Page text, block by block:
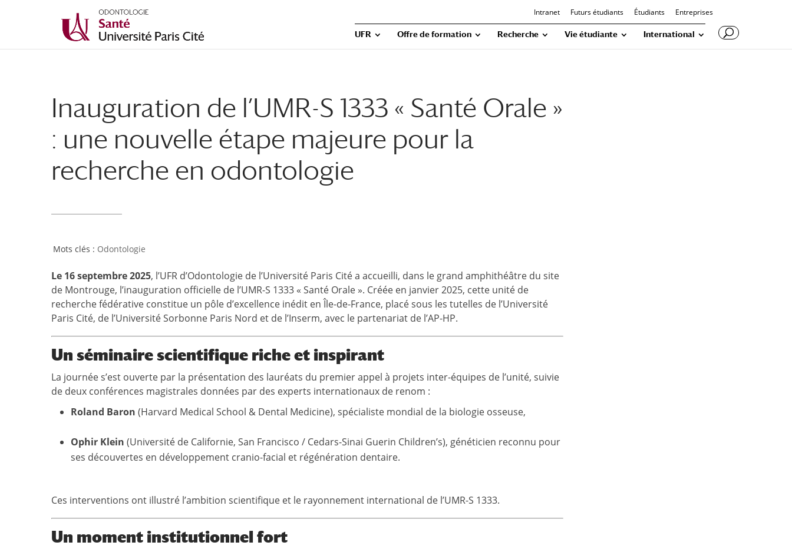
Intranet Futurs étudiants Étudiants Entreprises
UFR Offre de formation Recherche Vie étudiante International
Inauguration de l’UMR-S 1333 « Santé Orale »
: une nouvelle étape majeure pour la
recherche en odontologie
Odontologie
Le 16 septembre 2025, l’UFR d’Odontologie de l’Université Paris Cité a accueilli, dans le grand amphithéâtre du site
de Montrouge, l’inauguration officielle de l’UMR-S 1333 « Santé Orale ». Créée en janvier 2025, cette unité de
recherche fédérative constitue un pôle d’excellence inédit en Île-de-France, placé sous les tutelles de l’Université
Paris Cité, de l’Université Sorbonne Paris Nord et de l’Inserm, avec le partenariat de l’AP-HP.
Un séminaire scientifique riche et inspirant
La journée s’est ouverte par la présentation des lauréats du premier appel à projets inter-équipes de l’unité, suivie
de deux conférences magistrales données par des experts internationaux de renom :
Roland Baron (Harvard Medical School & Dental Medicine), spécialiste mondial de la biologie osseuse,
Ophir Klein (Université de Californie, San Francisco / Cedars-Sinai Guerin Children’s), généticien reconnu pour
ses découvertes en développement cranio-facial et régénération dentaire.
Ces interventions ont illustré l’ambition scientifique et le rayonnement international de l’UMR-S 1333.
Un moment institutionnel fort